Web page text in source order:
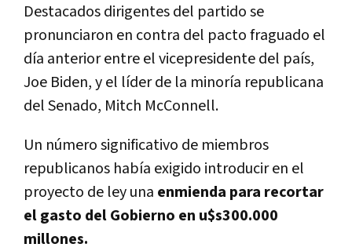
Destacados dirigentes del partido se
pronunciaron en contra del pacto fraguado el
día anterior entre el vicepresidente del país,
Joe Biden, y el líder de la minoría republicana
del Senado, Mitch McConnell.
Un número significativo de miembros
republicanos había exigido introducir en el
proyecto de ley una enmienda para recortar
el gasto del Gobierno en u$s300.000
millones.